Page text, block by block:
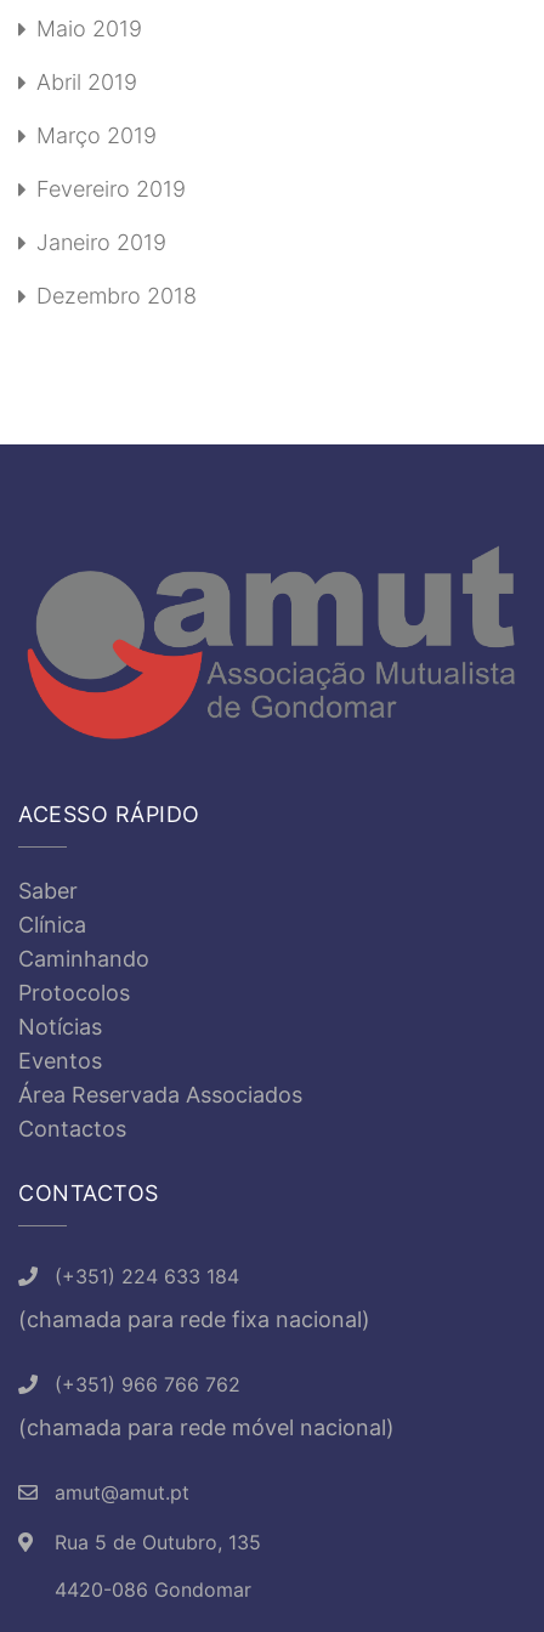
Maio 2019
Abril 2019
Março 2019
Fevereiro 2019
Janeiro 2019
Dezembro 2018
ACESSO RÁPIDO
Saber
Clínica
Caminhando
Protocolos
Notícias
Eventos
Área Reservada Associados
Contactos
CONTACTOS
(+351) 224 633 184
(chamada para rede fixa nacional)
(+351) 966 766 762
(chamada para rede móvel nacional)
amut@amut.pt
Rua 5 de Outubro, 135
4420-086 Gondomar